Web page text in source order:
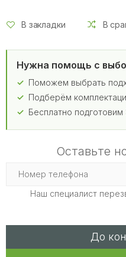
В закладки В
Нужна помощь с
Поможем выбрать
Подберём
Бесплатно
Оставьте
Наш специалист
До